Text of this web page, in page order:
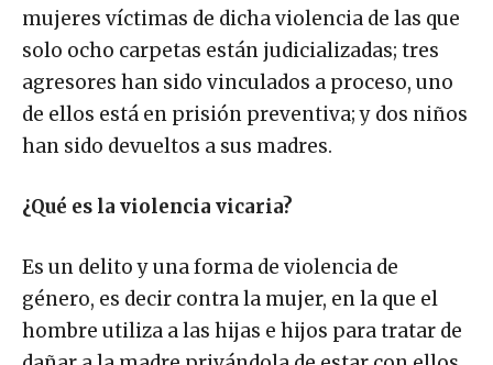
mujeres víctimas de dicha violencia de las que
solo ocho carpetas están judicializadas; tres
agresores han sido vinculados a proceso, uno
de ellos está en prisión preventiva; y dos niños
han sido devueltos a sus madres.
¿Qué es la violencia vicaria?
Es un delito y una forma de violencia de
género, es decir contra la mujer, en la que el
hombre utiliza a las hijas e hijos para tratar de